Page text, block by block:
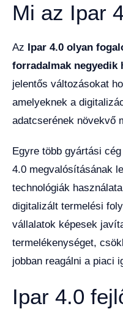
Mi az Ipar
Az Ipar 4.0 olyan
forradalmak negyedik
jelentős változásokat
amelyeknek a
adatcserének növekvő
Egyre több gyártási
4.0 megvalósításának
technológiák
digitalizált termelési
vállalatok képesek
termelékenységet,
jobban reagálni a piaci
Ipar 4.0